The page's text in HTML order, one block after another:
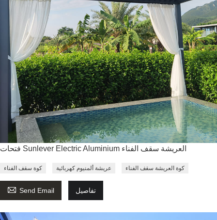
فتحات Sunlever Electric Aluminium العريشة سقف الفناء
كوة سقف الفناء عريشة ألمنيوم كهربائية كوة العريشة سقف الفناء
 Send Email تفاصيل